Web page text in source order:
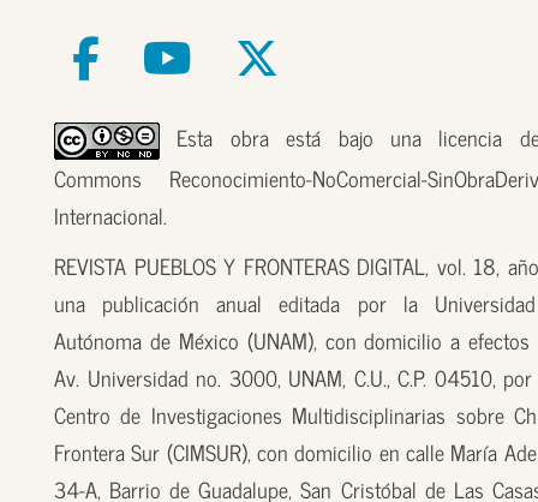
Esta obra está bajo una licencia
Commons Reconocimiento-NoComercial-
Internacional.
REVISTA PUEBLOS Y FRONTERAS DIGITAL, vol. 18,
una publicación anual editada por la
Autónoma de México (UNAM), con domicilio a
Av. Universidad no. 3000, UNAM, C.U., C.P. 04510,
Centro de Investigaciones Multidisciplinarias sobre
Frontera Sur (CIMSUR), con domicilio en calle María
34-A, Barrio de Guadalupe, San Cristóbal de Las